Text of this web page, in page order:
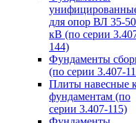
для опор ВЛ 35-
кВ (по серии
144)
Фундаменты
(по серии 3.407-
Плиты навесные
фундаментам (по
серии 3.407-115)